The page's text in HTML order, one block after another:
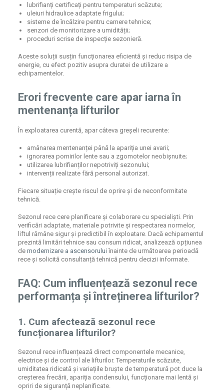
lubrifianți certificați pentru temperaturi scăzute;
uleiuri hidraulice adaptate frigului;
sisteme de încălzire pentru camere tehnice;
senzori de monitorizare a umidității;
proceduri scrise de inspecție sezonieră.
Aceste soluții susțin funcționarea eficientă și reduc risipa de
energie, cu efect pozitiv asupra duratei de utilizare a
echipamentelor.
Erori frecvente care apar iarna în
mentenanța lifturilor
În exploatarea curentă, apar câteva greșeli recurente:
amânarea mentenanței până la apariția unei avarii;
ignorarea pornirilor lente sau a zgomotelor neobișnuite;
utilizarea lubrifianților nepotriviți sezonului;
intervenții realizate fără personal autorizat.
Fiecare situație crește riscul de oprire și de neconformitate
tehnică.
Sezonul rece cere planificare și colaborare cu specialiști. Prin
verificări adaptate, materiale potrivite și respectarea normelor,
liftul rămâne sigur și predictibil în exploatare. Dacă echipamentul
prezintă limitări tehnice sau consum ridicat, analizează opțiunea
de modernizare a ascensorului înainte de următoarea perioadă
rece și solicită consultanță tehnică pentru decizii informate.
FAQ: Cum influențează sezonul rece
performanța și întreținerea lifturilor?
1. Cum afectează sezonul rece
funcționarea lifturilor?
Sezonul rece influențează direct componentele mecanice,
electrice și de control ale lifturilor. Temperaturile scăzute,
umiditatea ridicată și variațiile bruște de temperatură pot duce la
creșterea frecării, apariția condensului, funcționare mai lentă și
opriri de siguranță neplanificate.